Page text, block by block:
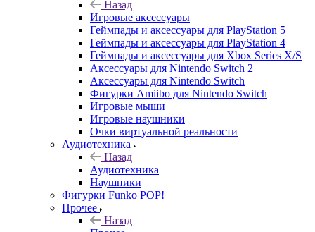
Назад
Игровые аксессуары
Геймпады и аксессуары для PlayStation 5
Геймпады и аксессуары для PlayStation 4
Геймпады и аксессуары для Xbox Series X/S
Аксессуары для Nintendo Switch 2
Аксессуары для Nintendo Switch
Фигурки Amiibo для Nintendo Switch
Игровые мыши
Игровые наушники
Очки виртуальной реальности
Аудиотехника
Назад
Аудиотехника
Наушники
Фигурки Funko POP!
Прочее
Назад